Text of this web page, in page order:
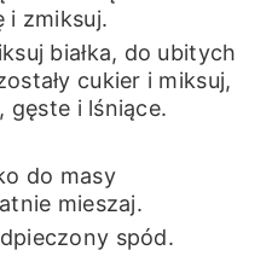
i zmiksuj.
białka, do ubitych
cukier i miksuj,
gęste i lśniące.
do masy
mieszaj.
spód.